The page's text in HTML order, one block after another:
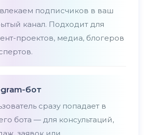
подписчиков в ваш
канал. Подходит для
проектов, медиа, блогеров
бот
сразу попадает в
бота — для консультаций,